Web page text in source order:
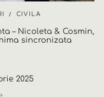
CIVILA
– Nicoleta & Cosmin,
sincronizata
2025